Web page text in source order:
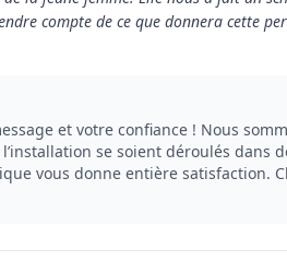
compte de ce que donnera cette
et votre confiance ! Nous
se soient déroulés dans
vous donne entière satisfaction.